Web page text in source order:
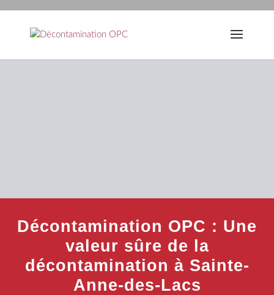
Décontamination OPC : Une
valeur sûre de la
décontamination à Sainte-
Anne-des-Lacs